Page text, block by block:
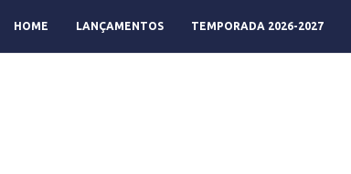
HOME LANÇAMENTOS TEMPORADA 2026-2027